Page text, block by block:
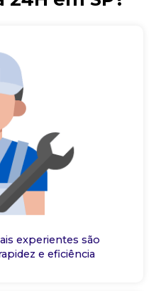
experientes são
e eficiência